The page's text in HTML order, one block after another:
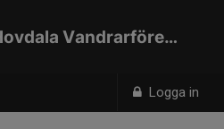
Logga in
Hässleholm Hovdala Vandrarförening